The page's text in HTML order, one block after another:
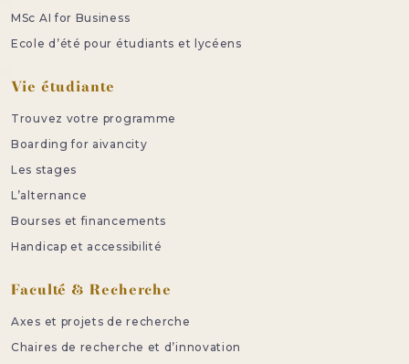
MSc AI for Business
Ecole d’été pour étudiants et lycéens
Vie étudiante
Trouvez votre programme
Boarding for aivancity
Les stages
L’alternance
Bourses et financements
Handicap et accessibilité
Faculté & Recherche
Axes et projets de recherche
Chaires de recherche et d’innovation